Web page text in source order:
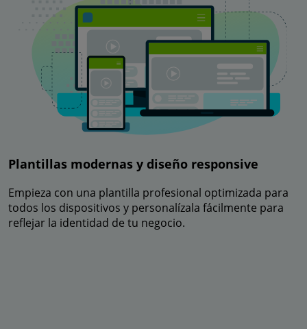
Plantillas modernas y diseño responsive
Empieza con una plantilla profesional optimizada para
todos los dispositivos y personalízala fácilmente para
reflejar la identidad de tu negocio.